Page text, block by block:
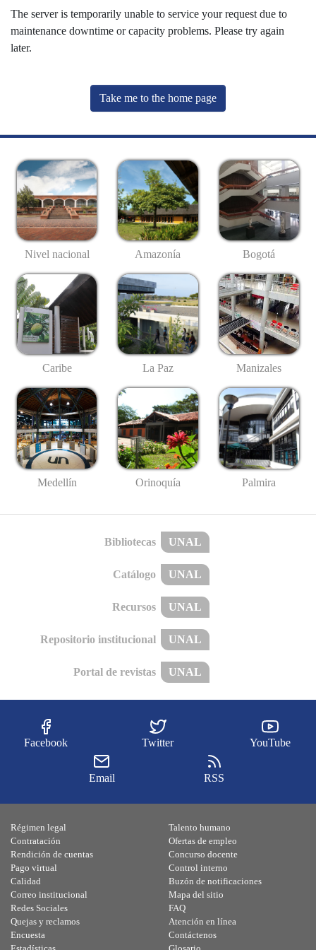
The server is temporarily unable to service your request due to
maintenance downtime or capacity problems. Please try again
later.
Take me to the home page
Nivel nacional Amazonía Bogotá
Caribe La Paz Manizales
Medellín Orinoquía Palmira
Bibliotecas UNAL
Catálogo UNAL
Recursos UNAL
Repositorio institucional UNAL
Portal de revistas UNAL
Facebook Twitter YouTube
Email RSS
Régimen legal
Contratación
Rendición de cuentas
Pago virtual
Calidad
Talento humano
Ofertas de empleo
Concurso docente
Control interno
Buzón de notificaciones
Correo institucional
Redes Sociales
Quejas y reclamos
Encuesta
Mapa del sitio
FAQ
Atención en línea
Contáctenos